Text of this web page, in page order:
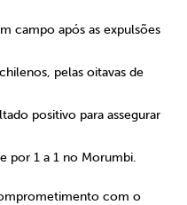
campo após as expulsões
pelas oitavas de
positivo para assegurar
por 1 a 1 no Morumbi.
com o